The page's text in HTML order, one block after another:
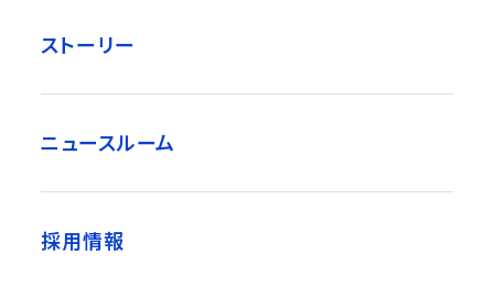
ストーリー
ニュースルーム
採用情報